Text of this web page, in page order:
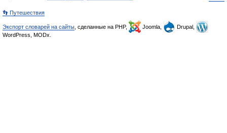
👣 Путешествия
Экспорт словарей на сайты , сделанные на PHP, Joomla,
Drupal,
WordPress, MODx.